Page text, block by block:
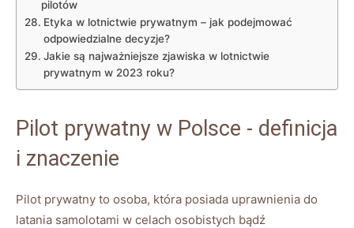
pilotów
Etyka w ⁤lotnictwie prywatnym – jak ⁢podejmować
odpowiedzialne decyzje?
Jakie są⁤ najważniejsze​ zjawiska ‌w lotnictwie
prywatnym w‍ 2023⁢ roku?
Pilot ⁢prywatny w Polsce -‍ definicja
i ‌znaczenie
Pilot⁢ prywatny to ‌osoba, ⁢która posiada⁢ uprawnienia do
latania samolotami w celach osobistych bądź